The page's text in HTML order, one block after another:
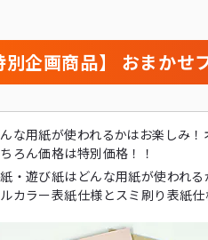
企画商品】 おまかせ
な用紙が使われるかはお楽しみ
ろん価格は特別価格！！
・遊び紙はどんな用紙が使われる
カラー表紙仕様とスミ刷り表紙仕